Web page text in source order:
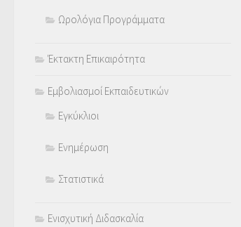
Ωρολόγια Προγράμματα
Έκτακτη Επικαιρότητα
Εμβολιασμοί Εκπαιδευτικών
Εγκύκλιοι
Ενημέρωση
Στατιστικά
Ενισχυτική Διδασκαλία